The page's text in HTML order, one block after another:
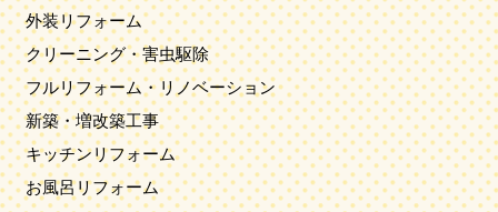
外装リフォーム
クリーニング・害虫駆除
フルリフォーム・リノベーション
新築・増改築工事
キッチンリフォーム
お風呂リフォーム